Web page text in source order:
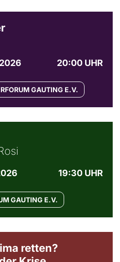
20:00 UHR
GAUTING E.V.
19:30 UHR
GAUTING E.V.
retten?